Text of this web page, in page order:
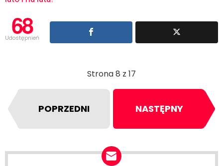
68
Udostępnień
Strona 8 z 17
POPRZEDNI NASTĘPNY